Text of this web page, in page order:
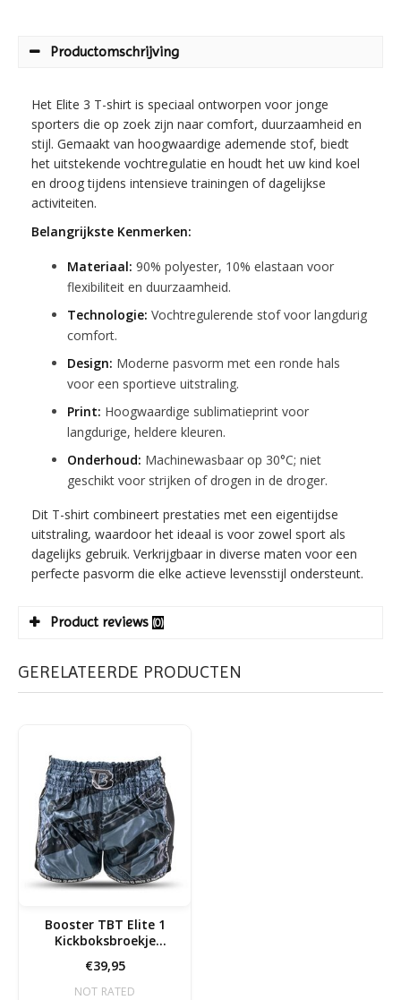
Productomschrijving
Het Elite 3 T-shirt is speciaal ontworpen voor jonge
sporters die op zoek zijn naar comfort, duurzaamheid en
stijl. Gemaakt van hoogwaardige ademende stof, biedt
het uitstekende vochtregulatie en houdt het uw kind koel
en droog tijdens intensieve trainingen of dagelijkse
activiteiten.
Belangrijkste Kenmerken:
Materiaal: 90% polyester, 10% elastaan voor
flexibiliteit en duurzaamheid.
Technologie: Vochtregulerende stof voor langdurig
comfort.
Design: Moderne pasvorm met een ronde hals
voor een sportieve uitstraling.
Print: Hoogwaardige sublimatieprint voor
langdurige, heldere kleuren.
Onderhoud: Machinewasbaar op 30°C; niet
geschikt voor strijken of drogen in de droger.
Dit T-shirt combineert prestaties met een eigentijdse
uitstraling, waardoor het ideaal is voor zowel sport als
dagelijks gebruik. Verkrijgbaar in diverse maten voor een
perfecte pasvorm die elke actieve levensstijl ondersteunt.
Product reviews (0)
GERELATEERDE PRODUCTEN
Booster TBT Elite 1
Kickboksbroekje
€39,95
NOT RATED